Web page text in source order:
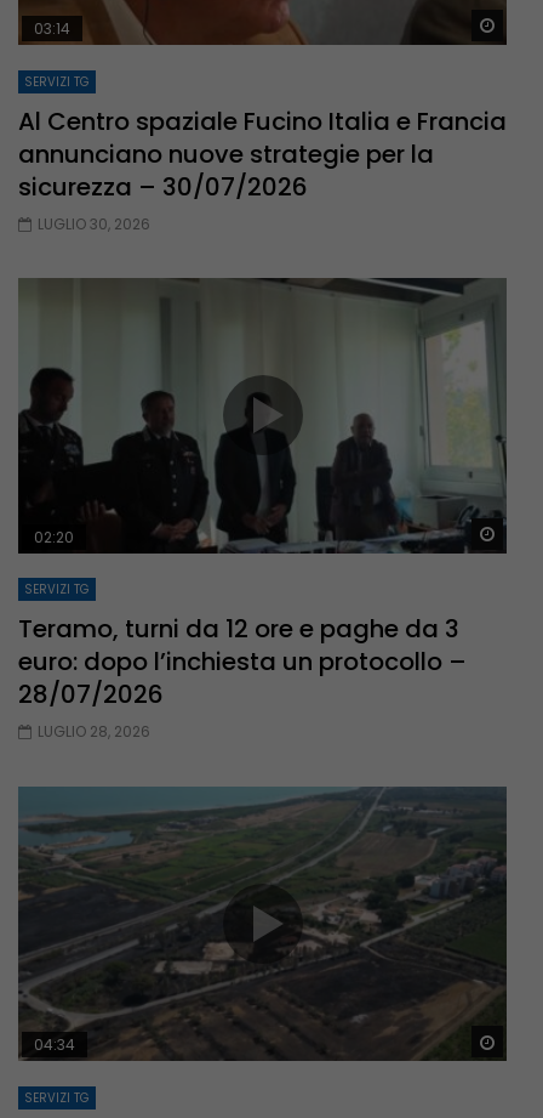
03:14
SERVIZI TG
Al Centro spaziale Fucino Italia e Francia
annunciano nuove strategie per la
sicurezza – 30/07/2026
LUGLIO 30, 2026
02:20
SERVIZI TG
Teramo, turni da 12 ore e paghe da 3
euro: dopo l’inchiesta un protocollo –
28/07/2026
LUGLIO 28, 2026
04:34
SERVIZI TG